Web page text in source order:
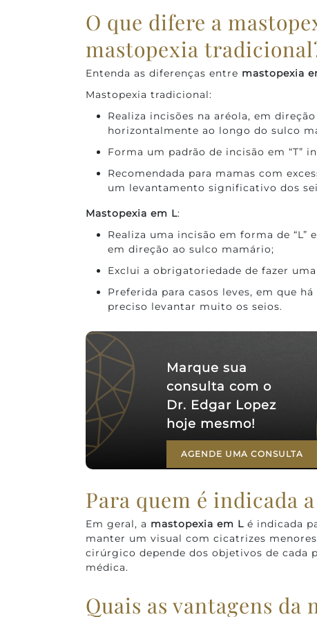
O que difere a
mastopexia
Entenda as diferenças entre mastopexia
Mastopexia tradicional:
Realiza incisões na aréola, em
horizontalmente ao longo do sulco
Forma um padrão de incisão em “T”
Recomendada para mamas com
um levantamento significativo dos
Mastopexia em L:
Realiza uma incisão em forma de
em direção ao sulco mamário;
Exclui a obrigatoriedade de fazer
Preferida para casos leves, em que
preciso levantar muito os seios.
Marque sua
consulta com o
Dr. Edgar Lopez
hoje mesmo!
AGENDE UMA CONSULTA
Para quem é indicada
Em geral, a mastopexia em L é indicada
manter um visual com cicatrizes
cirúrgico depende dos objetivos de cada
médica.
Quais as vantagens da